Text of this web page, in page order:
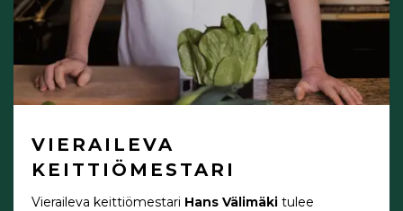
VIERAILEVA
KEITTIÖMESTARI
Vieraileva keittiömestari Hans Välimäki tulee